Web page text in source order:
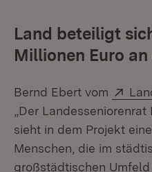
Land beteiligt
Millionen Euro
Bernd Ebert vom
„Der
sieht in dem Projekt
Menschen, die im
großstädtischen